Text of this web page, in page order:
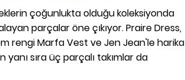
çoğunlukta olduğu koleksiyonda
parçalar öne çıkıyor. Praire Dress,
rengi Marfa Vest ve Jen Jean'le harika
yanı sıra üç parçalı takımlar da